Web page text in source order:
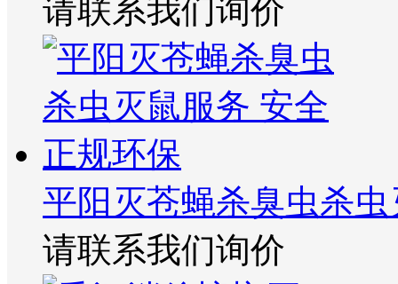
请联系我们询价
平阳灭苍蝇杀臭虫杀
请联系我们询价